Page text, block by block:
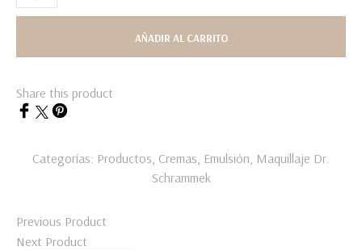
AÑADIR AL CARRITO
Share this product
Categorías: Productos, Cremas, Emulsión, Maquillaje Dr.
Schrammek
Previous Product
Next Product